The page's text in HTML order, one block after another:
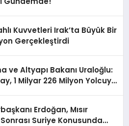
Kuvvetleri Irak’ta Büyük Bir
Gerçekleştirdi
ve Altyapı Bakanı Uraloğlu:
1 Milyar 226 Milyon Yolcuya
Erdoğan, Mısır
Suriye Konusunda